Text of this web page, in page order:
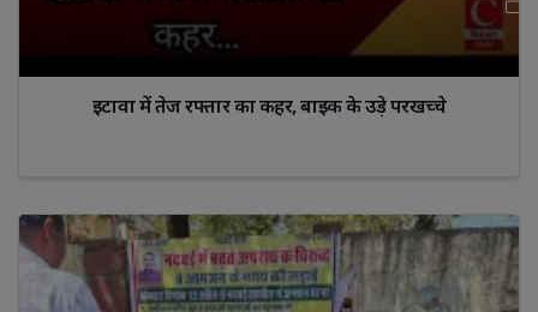
इटावा में तेज रफ्तार का कहर, बाइक के उड़े परखच्चे